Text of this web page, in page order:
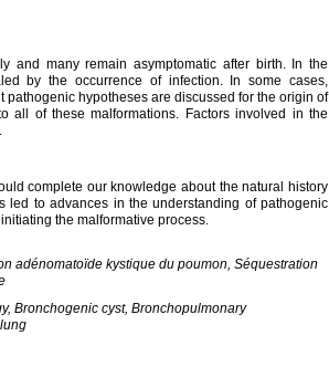
and many remain asymptomatic after birth. In the
by the occurrence of infection. In some cases,
hypotheses are discussed for the origin of
all of these malformations. Factors involved in the
complete our knowledge about the natural history
led to advances in the understanding of pathogenic
the malformative process.
adénomatoïde kystique du poumon, Séquestration
Bronchogenic cyst, Bronchopulmonary